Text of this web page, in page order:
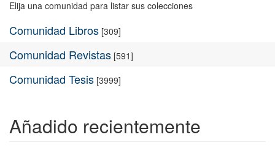
Elija una comunidad para listar sus colecciones
Comunidad Libros [309]
Comunidad Revistas [591]
Comunidad Tesis [3999]
Añadido recientemente